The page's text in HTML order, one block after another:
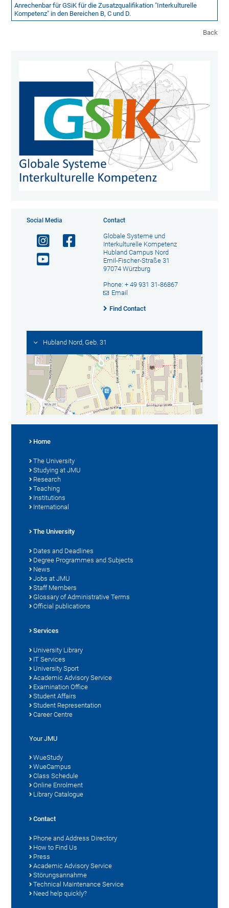
Anrechenbar für GSiK für die Zusatzqualifikation "Interkulturelle
Kompetenz" in den Bereichen B, C und D.
Back
Social Media Contact
Globale Systeme und
Interkulturelle Kompetenz
Hubland Campus Nord
Emil-Fischer-Straße 31
97074 Würzburg
Phone: + 49 931 31-86867
Email
Find Contact
Hubland Nord, Geb. 31
Home
The University
Studying at JMU
Research
Teaching
Institutions
International
The University
Dates and Deadlines
Degree Programmes and Subjects
News
Jobs at JMU
Staff Members
Glossary of Administrative Terms
Official publications
Services
University Library
IT Services
University Sport
Academic Advisory Service
Examination Office
Student Affairs
Student Representation
Career Centre
Your JMU
WueStudy
WueCampus
Class Schedule
Online Enrolment
Library Catalogue
Contact
Phone and Address Directory
How to Find Us
Press
Academic Advisory Service
Störungsannahme
Technical Maintenance Service
Need help quickly?